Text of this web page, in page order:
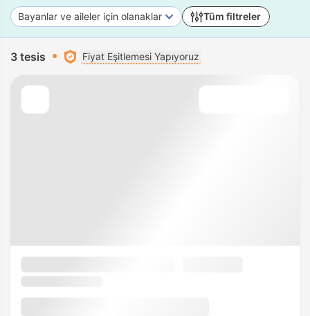
Bayanlar ve aileler için olanaklar Tüm filtreler
3 tesis Fiyat Eşitlemesi Yapıyoruz